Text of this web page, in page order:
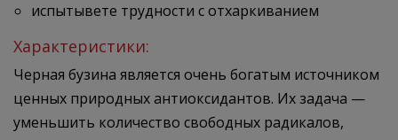
испытывете трудности с отхаркиванием
Характеристики:
Черная бузина является очень богатым источником
ценных природных антиоксидантов. Их задача —
уменьшить количество свободных радикалов,